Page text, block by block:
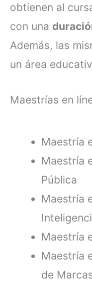
obtienen al
con una
Además, las
un área
Maestrías en
Maestría
Maestría
Pública
Maestría
Maestría
Maestría
de